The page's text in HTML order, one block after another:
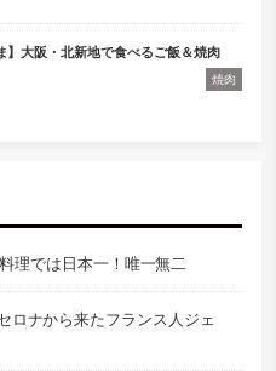
】大阪・北新地で食べるご飯＆焼肉
焼肉
理では日本一！唯一無二
ロナから来たフランス人ジェ